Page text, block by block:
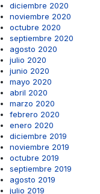
diciembre 2020
noviembre 2020
octubre 2020
septiembre 2020
agosto 2020
julio 2020
junio 2020
mayo 2020
abril 2020
marzo 2020
febrero 2020
enero 2020
diciembre 2019
noviembre 2019
octubre 2019
septiembre 2019
agosto 2019
julio 2019